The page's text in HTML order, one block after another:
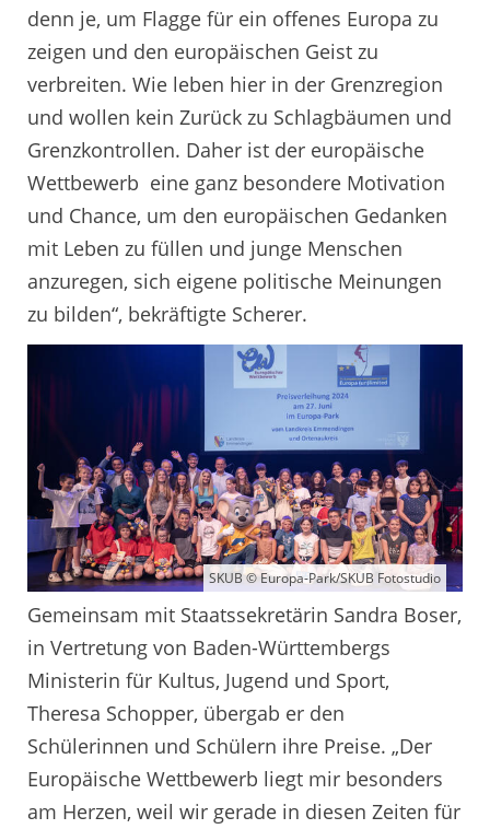
denn je, um Flagge für ein offenes Europa zu
zeigen und den europäischen Geist zu
verbreiten. Wie leben hier in der Grenzregion
und wollen kein Zurück zu Schlagbäumen und
Grenzkontrollen. Daher ist der europäische
Wettbewerb eine ganz besondere Motivation
und Chance, um den europäischen Gedanken
mit Leben zu füllen und junge Menschen
anzuregen, sich eigene politische Meinungen
zu bilden“, bekräftigte Scherer.
SKUB © Europa-Park/SKUB Fotostudio
Gemeinsam mit Staatssekretärin Sandra Boser,
in Vertretung von Baden-Württembergs
Ministerin für Kultus, Jugend und Sport,
Theresa Schopper, übergab er den
Schülerinnen und Schülern ihre Preise. „Der
Europäische Wettbewerb liegt mir besonders
am Herzen, weil wir gerade in diesen Zeiten für